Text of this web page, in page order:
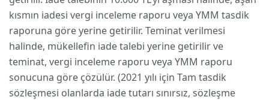
kısmın iadesi vergi inceleme raporu veya YMM tasdik
raporuna göre yerine getirilir. Teminat verilmesi
halinde, mükellefin iade talebi yerine getirilir ve
teminat, vergi inceleme raporu veya YMM raporu
sonucuna göre çözülür. (2021 yılı için Tam tasdik
sözleşmesi olanlarda iade tutarı sınırsız, sözleşme